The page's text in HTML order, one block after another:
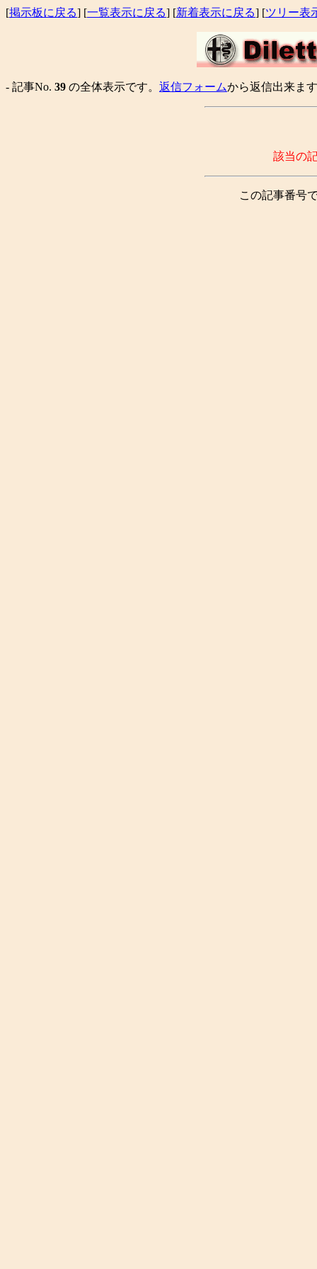
[掲示板に戻る] [一覧表示に戻る] [新着表示に戻る] [ツリー表
- 記事No. 39 の全体表示です。 返信フォームから返信出来ま
該当の
この記事番号